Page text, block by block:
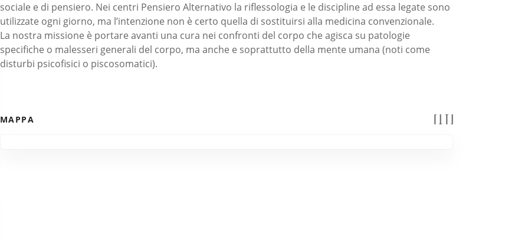
sociale e di pensiero. Nei centri Pensiero Alternativo la riflessologia e le discipline ad essa legate sono
utilizzate ogni giorno, ma l’intenzione non è certo quella di sostituirsi alla medicina convenzionale.
La nostra missione è portare avanti una cura nei confronti del corpo che agisca su patologie
specifiche o malesseri generali del corpo, ma anche e soprattutto della mente umana (noti come
disturbi psicofisici o piscosomatici).
MAPPA